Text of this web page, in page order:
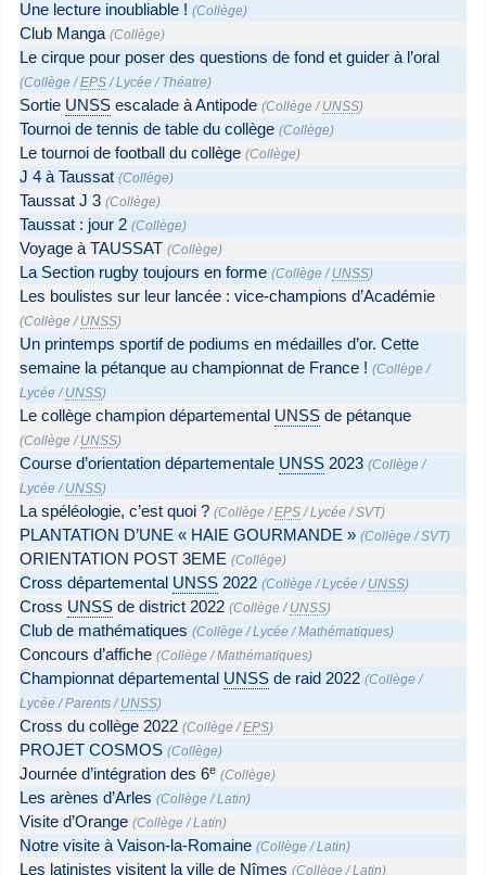
Une lecture inoubliable ! (Collège)
Club Manga (Collège)
Le cirque pour poser des questions de fond et guider à l’oral
(Collège /EPS /Lycée / Théatre)
Sortie UNSS escalade à Antipode (Collège / UNSS)
Tournoi de tennis de table du collège (Collège)
Le tournoi de football du collège (Collège)
J 4 à Taussat (Collège)
Taussat J 3 (Collège)
Taussat : jour 2 (Collège)
Voyage à TAUSSAT (Collège)
La Section rugby toujours en forme (Collège / UNSS)
Les boulistes sur leur lancée : vice-champions d’Académie
(Collège / UNSS)
Un printemps sportif de podiums en médailles d’or. Cette
semaine la pétanque au championnat de France ! (Collège /
Lycée / UNSS)
Le collège champion départemental UNSS de pétanque
(Collège / UNSS)
Course d’orientation départementale UNSS 2023 (Collège /
Lycée / UNSS)
La spéléologie, c’est quoi ? (Collège /EPS /Lycée /SVT)
PLANTATION D’UNE « HAIE GOURMANDE » (Collège /SVT)
ORIENTATION POST 3EME (Collège)
Cross départemental UNSS 2022 (Collège /Lycée / UNSS)
Cross UNSS de district 2022 (Collège / UNSS)
Club de mathématiques (Collège /Lycée /Mathématiques)
Concours d’affiche (Collège /Mathématiques)
Championnat départemental UNSS de raid 2022 (Collège /
Lycée /Parents / UNSS)
Cross du collège 2022 (Collège /EPS)
PROJET COSMOS (Collège)
Journée d’intégration des 6e (Collège)
Les arènes d’Arles (Collège /Latin)
Visite d’Orange (Collège /Latin)
Notre visite à Vaison-la-Romaine (Collège /Latin)
Les latinistes visitent la ville de Nîmes (Collège /Latin)